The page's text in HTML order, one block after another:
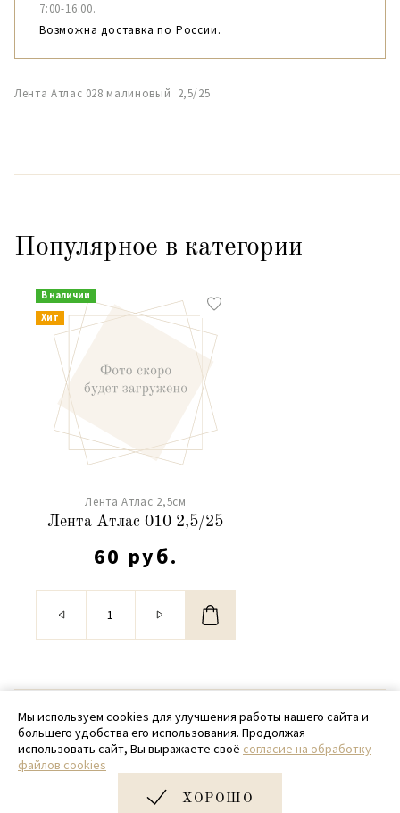
7:00-16:00.
Возможна доставка по России.
Лента Атлас 028 малиновый 2,5/25
Популярное в категории
В наличии
Хит
Лента Атлас 2,5см
Лента Атлас 010 2,5/25
60 руб.
© 2020 - 2026 SamPack
+ 7 (918) 699-97-87
zakaz@sampack.store
Дизайн и разработка сайта
Мы используем cookies для улучшения работы нашего сайта и
большего удобства его использования. Продолжая
использовать сайт, Вы выражаете своё согласие на обработку
файлов cookies
ХОРОШО